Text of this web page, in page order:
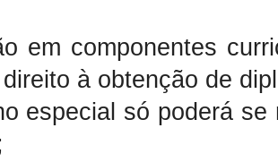
em componentes
à obtenção de
especial só poderá